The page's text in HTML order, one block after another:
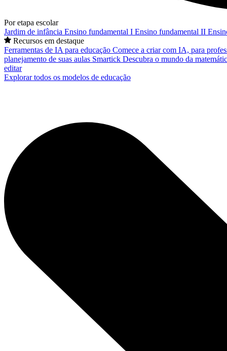
Por etapa escolar
Jardim de infância Ensino fundamental I Ensino fundamental II
Recursos em destaque
Ferramentas de IA para educação Comece a criar com IA, para
planejamento de suas aulas Smartick Descubra o mundo da
editar
Explorar todos os modelos de educação